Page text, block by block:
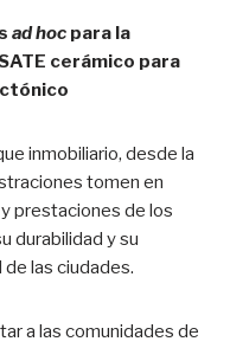
ad hoc para la
cerámico para
inmobiliario, desde la
tomen en
prestaciones de los
durabilidad y su
las ciudades.
a las comunidades de